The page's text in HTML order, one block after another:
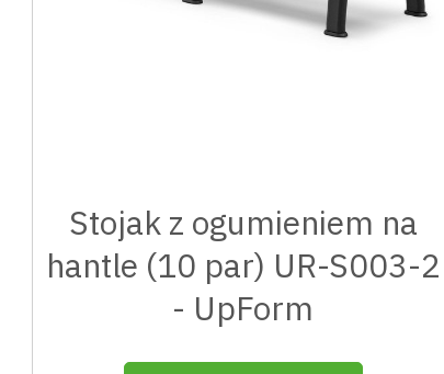
Stojak z ogumieniem na
hantle (10 par) UR-S003-2
- UpForm